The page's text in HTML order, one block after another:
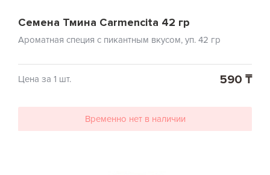
Семена Тмина Carmencita 42 гр
Ароматная специя с пикантным вкусом, уп. 42 гр
Цена за 1 шт. 590 ₸
Временно нет в наличии